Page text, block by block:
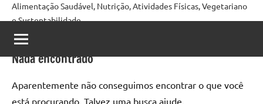
Alimentação Saudável, Nutrição, Atividades Físicas, Vegetariano
e Sustentabilidade
Nada encontrado
Aparentemente não conseguimos encontrar o que você
está procurando. Talvez uma busca ajude.